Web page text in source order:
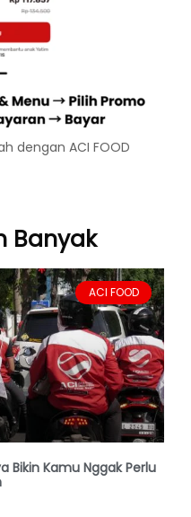
dengan ACI FOOD
Banyak
ACI FOOD
Bikin Kamu Nggak Perlu